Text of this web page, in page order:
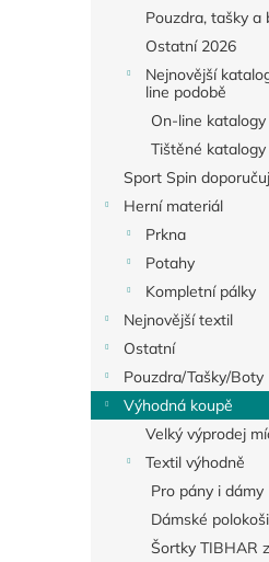
Pouzdra, tašky a
Ostatní 2026
Nejnovější
line podobě
On-line katalogy
Tištěné katalogy
Sport Spin
Herní materiál
Prkna
Potahy
Kompletní pálky
Nejnovější textil
Ostatní
Pouzdra/Tašky/Boty
Výhodná koupě
Velký výprodej
Textil výhodně
Pro pány i dámy
Dámské
Šortky TIBHAR